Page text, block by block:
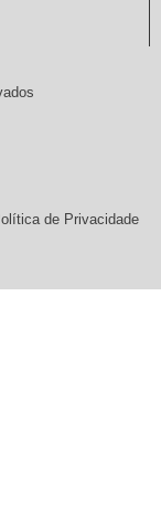
de Privacidade